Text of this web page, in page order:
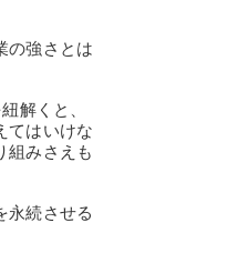
の強さとは
解くと、
てはいけな
組みさえも
永続させる